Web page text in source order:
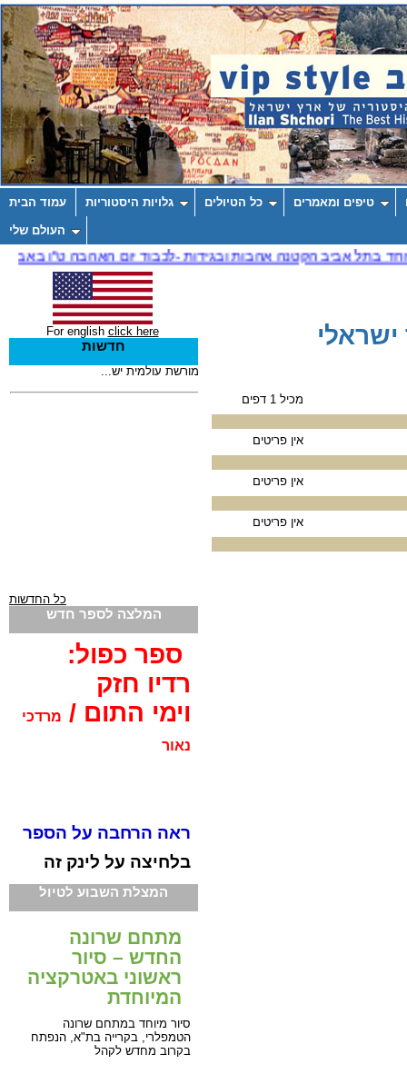
עמוד הבית גלויות היסטוריות כל הטיולים טיפים ומאמרים
העולם שלי
מכיל 1 דפים
אין פריטים
אין פריטים
אין פריטים
For english click here
חדשות
כל החדשות
המלצה לספר חדש
ספר כפול:
רדיו חזק
וימי התום / מרדכי
נאור
ראה הרחבה על הספר
בלחיצה על לינק זה
המצלת השבוע לטיול
מתחם שרונה
החדש – סיור
ראשוני באטרקציה
המיוחדת
סיור מיוחד במתחם שרונה
הטמפלרי, בקרייה בת"א, הנפתח
בקרוב מחדש לקהל